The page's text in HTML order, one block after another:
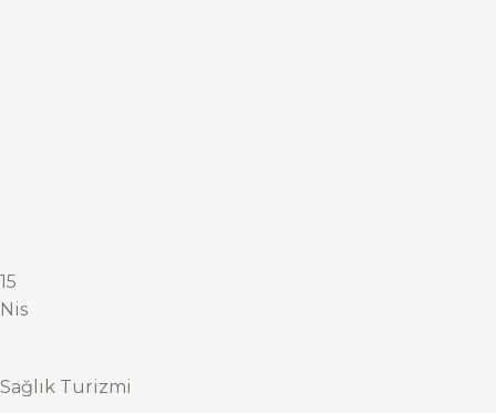
15
Nis
Sağlık Turizmi